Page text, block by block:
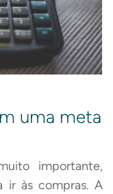
uma meta
importante,
ir às compras. A